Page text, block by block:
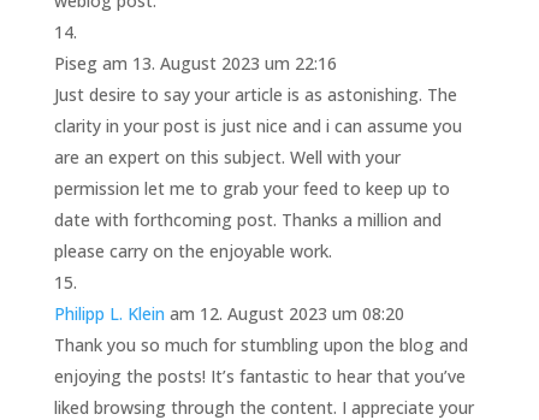
Piseg am 13. August 2023 um 22:16
Just desire to say your article is as astonishing. The
clarity in your post is just nice and i can assume you
are an expert on this subject. Well with your
permission let me to grab your feed to keep up to
date with forthcoming post. Thanks a million and
please carry on the enjoyable work.
Philipp L. Klein am 12. August 2023 um 08:20
Thank you so much for stumbling upon the blog and
enjoying the posts! It’s fantastic to hear that you’ve
liked browsing through the content. I appreciate your